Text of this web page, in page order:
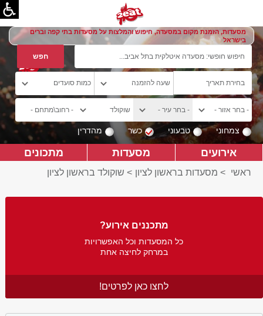
מסעדות, הזמנת מקום במסעדה, חיפוש והמלצות על מסעדות בתי קפה וברים
בישראל
צמחוני טבעוני כשר מהדרין
אירועים מסעדות מתכונים
ראשי > מסעדות בראשון לציון > שוקולד בראשון לציון
מתכננים אירוע?
כל המסעדות וכל האפשרויות
במרחק לחיצה אחת
לחצו כאן לפרטים!